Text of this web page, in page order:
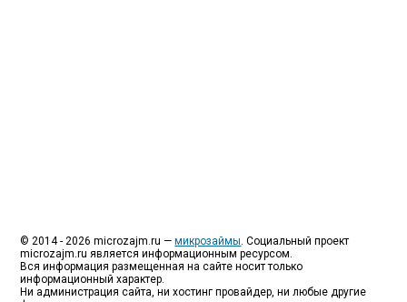
© 2014 - 2026 microzajm.ru —микрозаймы. Социальный проект
microzajm.ru является информационным ресурсом.
Вся информация размещенная на сайте носит только
информационный характер.
Ни администрация сайта, ни хостинг провайдер, ни любые другие